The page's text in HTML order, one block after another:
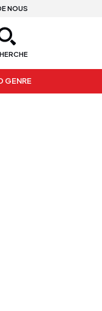
NOUS
GENRE